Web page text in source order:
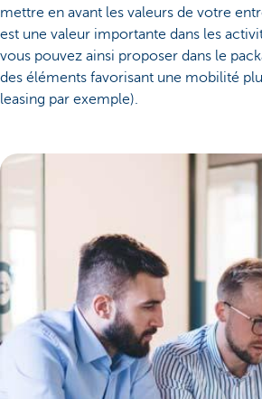
mettre en avant les valeurs de votre
est une valeur importante dans les
vous pouvez ainsi proposer dans le
des éléments favorisant une mobilité
leasing par exemple).